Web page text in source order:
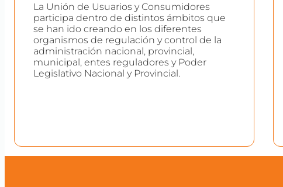
La Unión de Usuarios y Consumidores
participa dentro de distintos ámbitos que
se han ido creando en los diferentes
organismos de regulación y control de la
administración nacional, provincial,
municipal, entes reguladores y Poder
Legislativo Nacional y Provincial.